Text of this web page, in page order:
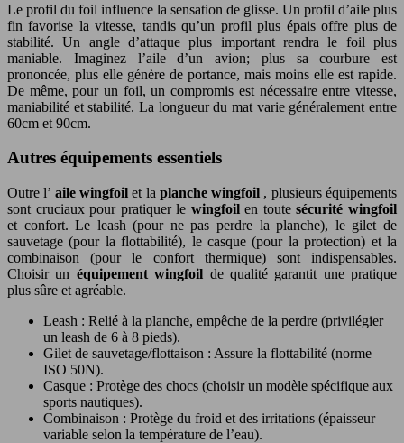
Le profil du foil influence la sensation de glisse. Un profil d’aile plus
fin favorise la vitesse, tandis qu’un profil plus épais offre plus de
stabilité. Un angle d’attaque plus important rendra le foil plus
maniable. Imaginez l’aile d’un avion; plus sa courbure est
prononcée, plus elle génère de portance, mais moins elle est rapide.
De même, pour un foil, un compromis est nécessaire entre vitesse,
maniabilité et stabilité. La longueur du mat varie généralement entre
60cm et 90cm.
Autres équipements essentiels
Outre l’ aile wingfoilet la planche wingfoil , plusieurs équipements
sont cruciaux pour pratiquer le wingfoilen toutesécurité wingfoil
et confort. Le leash (pour ne pas perdre la planche), le gilet de
sauvetage (pour la flottabilité), le casque (pour la protection) et la
combinaison (pour le confort thermique) sont indispensables.
Choisir un équipement wingfoil de qualité garantit une pratique
plus sûre et agréable.
Leash : Relié à la planche, empêche de la perdre (privilégier
un leash de 6 à 8 pieds).
Gilet de sauvetage/flottaison : Assure la flottabilité (norme
ISO 50N).
Casque : Protège des chocs (choisir un modèle spécifique aux
sports nautiques).
Combinaison : Protège du froid et des irritations (épaisseur
variable selon la température de l’eau).